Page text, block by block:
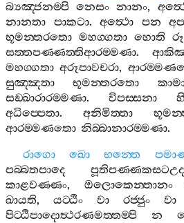
බ්‍යඤ‍්ජනම‍්පි නෙසං නානං,
නානතා
පාකටා.අත්‍ථො පන
භූමන‍්තරතො මහග‍්ගතා හොති
සත‍්තපණ‍්ණත‍්තිආරම‍්මණා.
මහග‍්ගතා අරූපාවචරා,
සුඤ‍්ඤතා
භූමන‍්තරතො
සඞ‍්ඛාරාරම‍්මණා. විපස‍්සනා හි
අධිප‍්පෙතා. අනිමිත‍්තා
ආරම‍්මණතො නිබ‍්බානාරම‍්මණා.
රාගො
ඛො භන‍්තෙ
පබ‍්බතපාදෙ
කාළවණ‍්ණං, ඔලොකෙන‍්තානං
ඛායති, යට‍්ඨිං වා රජ‍්ජුං වා
පිට‍්ඨිපාදොත්‍ථරණමත‍්තම‍්පි
න